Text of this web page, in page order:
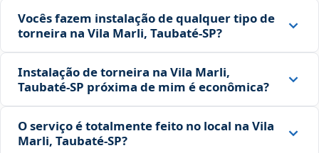
Vocês fazem instalação de qualquer tipo de
torneira na Vila Marli, Taubaté‑SP?
Instalação de torneira na Vila Marli,
Taubaté‑SP próxima de mim é econômica?
O serviço é totalmente feito no local na Vila
Marli, Taubaté‑SP?